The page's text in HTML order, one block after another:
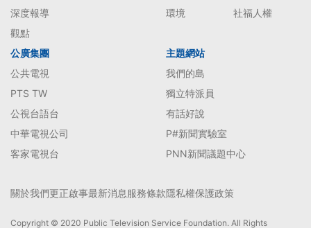
深度報導
觀點
環境
社福人權
公廣集團
公共電視
PTS TW
公視台語台
中華電視公司
客家電視台
主題網站
我們的島
獨立特派員
有話好說
P#新聞實驗室
PNN新聞議題中心
關於我們更正啟事最新消息服務條款隱私權保護政策
Copyright © 2020 Public Television Service Foundation. All Rights